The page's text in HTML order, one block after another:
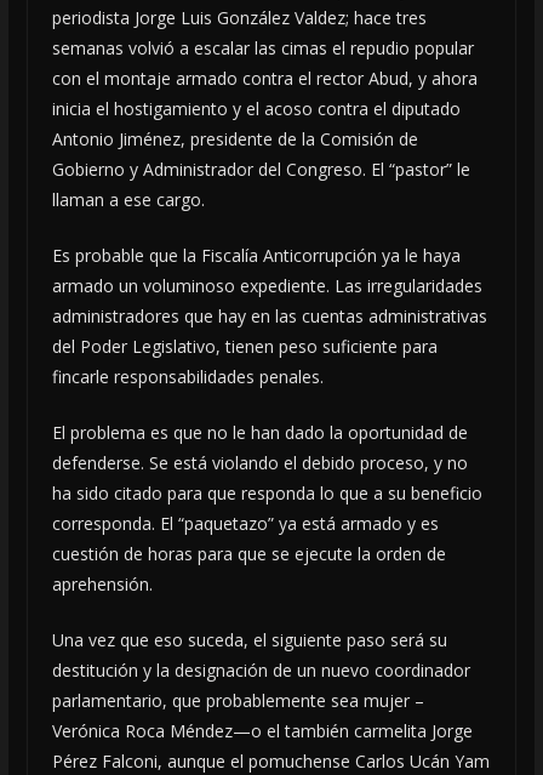
periodista Jorge Luis González Valdez; hace tres
semanas volvió a escalar las cimas el repudio popular
con el montaje armado contra el rector Abud, y ahora
inicia el hostigamiento y el acoso contra el diputado
Antonio Jiménez, presidente de la Comisión de
Gobierno y Administrador del Congreso. El “pastor” le
llaman a ese cargo.
Es probable que la Fiscalía Anticorrupción ya le haya
armado un voluminoso expediente. Las irregularidades
administradores que hay en las cuentas administrativas
del Poder Legislativo, tienen peso suficiente para
fincarle responsabilidades penales.
El problema es que no le han dado la oportunidad de
defenderse. Se está violando el debido proceso, y no
ha sido citado para que responda lo que a su beneficio
corresponda. El “paquetazo” ya está armado y es
cuestión de horas para que se ejecute la orden de
aprehensión.
Una vez que eso suceda, el siguiente paso será su
destitución y la designación de un nuevo coordinador
parlamentario, que probablemente sea mujer –
Verónica Roca Méndez—o el también carmelita Jorge
Pérez Falconi, aunque el pomuchense Carlos Ucán Yam